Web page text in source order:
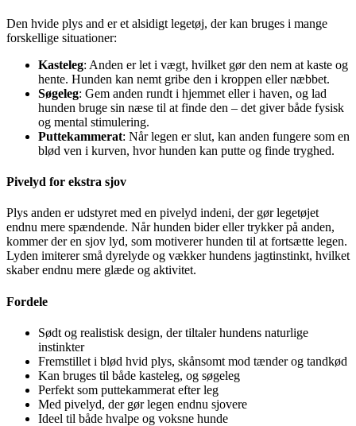
Den hvide plys and er et alsidigt legetøj, der kan bruges i mange
forskellige situationer:
Kasteleg: Anden er let i vægt, hvilket gør den nem at kaste og
hente. Hunden kan nemt gribe den i kroppen eller næbbet.
Søgeleg: Gem anden rundt i hjemmet eller i haven, og lad
hunden bruge sin næse til at finde den – det giver både fysisk
og mental stimulering.
Puttekammerat: Når legen er slut, kan anden fungere som en
blød ven i kurven, hvor hunden kan putte og finde tryghed.
Pivelyd for ekstra sjov
Plys anden er udstyret med en pivelyd indeni, der gør legetøjet
endnu mere spændende. Når hunden bider eller trykker på anden,
kommer der en sjov lyd, som motiverer hunden til at fortsætte legen.
Lyden imiterer små dyrelyde og vækker hundens jagtinstinkt, hvilket
skaber endnu mere glæde og aktivitet.
Fordele
Sødt og realistisk design, der tiltaler hundens naturlige
instinkter
Fremstillet i blød hvid plys, skånsomt mod tænder og tandkød
Kan bruges til både kasteleg, og søgeleg
Perfekt som puttekammerat efter leg
Med pivelyd, der gør legen endnu sjovere
Ideel til både hvalpe og voksne hunde